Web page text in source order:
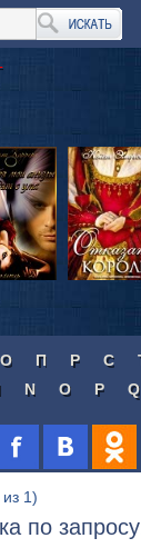
О П Р С
N O P Q
1)
по